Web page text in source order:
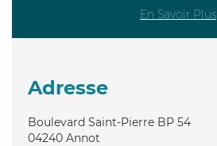
En Savoir Plus
Adresse
Boulevard Saint-Pierre BP 54
04240 Annot